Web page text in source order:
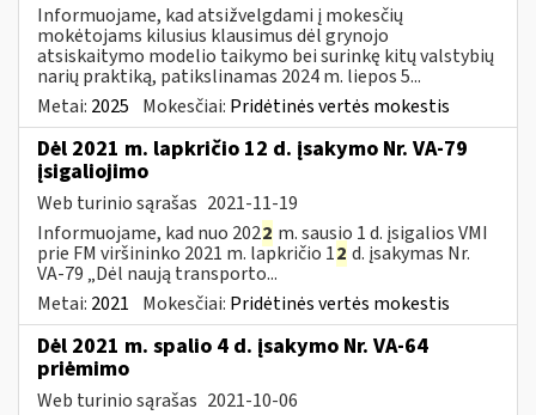
Informuojame, kad atsižvelgdami į mokesčių
mokėtojams kilusius klausimus dėl grynojo
atsiskaitymo modelio taikymo bei surinkę kitų valstybių
narių praktiką, patikslinamas 2024 m. liepos 5...
Metai: 2025 Mokesčiai: Pridėtinės vertės mokestis
Dėl 2021 m. lapkričio 12 d. įsakymo Nr. VA-79
įsigaliojimo
Web turinio sąrašas 2021-11-19
Informuojame, kad nuo 2022 m. sausio 1 d. įsigalios VMI
prie FM viršininko 2021 m. lapkričio 12 d. įsakymas Nr.
VA-79 „Dėl naują transporto...
Metai: 2021 Mokesčiai: Pridėtinės vertės mokestis
Dėl 2021 m. spalio 4 d. įsakymo Nr. VA-64
priėmimo
Web turinio sąrašas 2021-10-06